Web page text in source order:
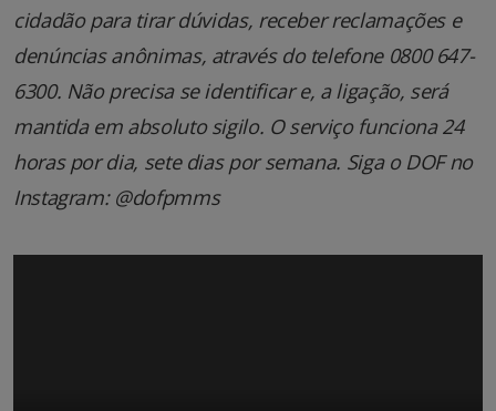
cidadão para tirar dúvidas, receber reclamações e
denúncias anônimas, através do telefone 0800 647-
6300. Não precisa se identificar e, a ligação, será
mantida em absoluto sigilo. O serviço funciona 24
horas por dia, sete dias por semana. Siga o DOF no
Instagram: @dofpmms